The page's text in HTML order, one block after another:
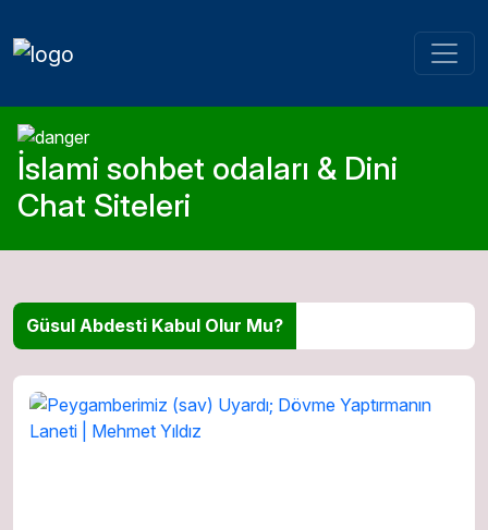
İslami sohbet odaları & Dini
Chat Siteleri
Güsul Abdesti Kabul Olur Mu?